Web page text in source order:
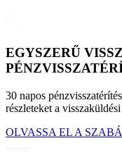
EGYSZERŰ
30 napos
részleteket a
OLVASSA EL A